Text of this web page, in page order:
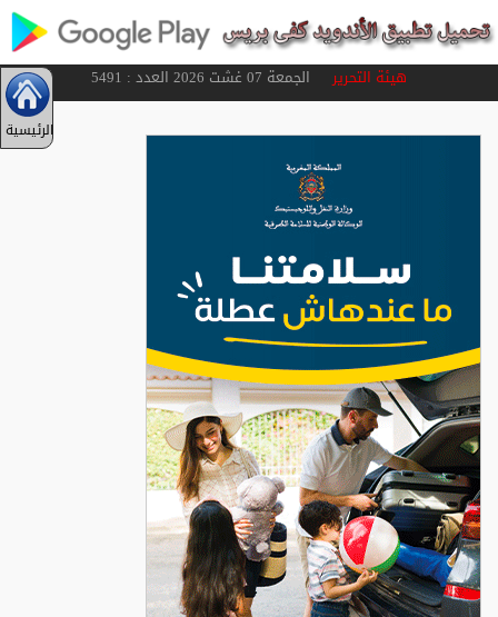
هيئة التحريرالجمعة 07 غشت 2026 العدد : 5491
الرئيسية